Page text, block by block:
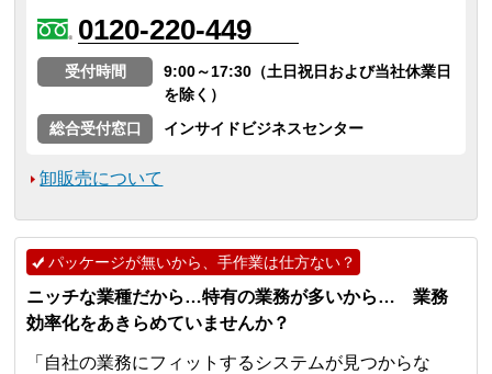
0120-220-449
受付時間
9:00～17:30（土日祝日および当社休業日
を除く）
総合受付窓口
インサイドビジネスセンター
卸販売について
パッケージが無いから、手作業は仕方ない？
ニッチな業種だから…特有の業務が多いから… 業務
効率化をあきらめていませんか？
「自社の業務にフィットするシステムが見つからな